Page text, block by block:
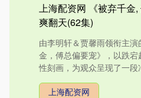
上海配资网 《被弃千金
爽翻天(62集)
由李明轩＆贾馨雨领衔主
金，傅总偏要宠》，以跌
性刻画，为观众呈现了一
上海配资网